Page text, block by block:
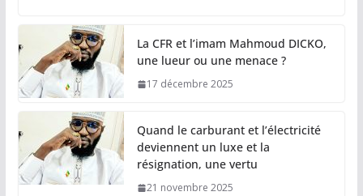
La CFR et l’imam Mahmoud DICKO,
une lueur ou une menace ?
17 décembre 2025
Quand le carburant et l’électricité
deviennent un luxe et la
résignation, une vertu
21 novembre 2025